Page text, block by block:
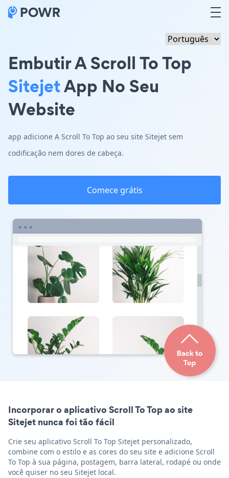
Embutir A Scroll To Top
SitejetApp No Seu
Website
app adicione A Scroll To Top ao seu site Sitejet sem
codificação nem dores de cabeça.
Comece grátis
Incorporar o aplicativo Scroll To Top ao site
Sitejet nunca foi tão fácil
Crie seu aplicativo Scroll To Top Sitejet personalizado,
combine com o estilo e as cores do seu site e adicione Scroll
To Top à sua página, postagem, barra lateral, rodapé ou onde
você quiser no seu Sitejet local.